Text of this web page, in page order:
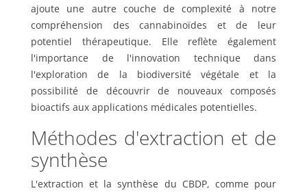
ajoute une autre couche de complexité à notre
compréhension des cannabinoïdes et de leur
potentiel thérapeutique. Elle reflète également
l'importance de l'innovation technique dans
l'exploration de la biodiversité végétale et la
possibilité de découvrir de nouveaux composés
bioactifs aux applications médicales potentielles.
Méthodes d'extraction et de
synthèse
L'extraction et la synthèse du CBDP, comme pour